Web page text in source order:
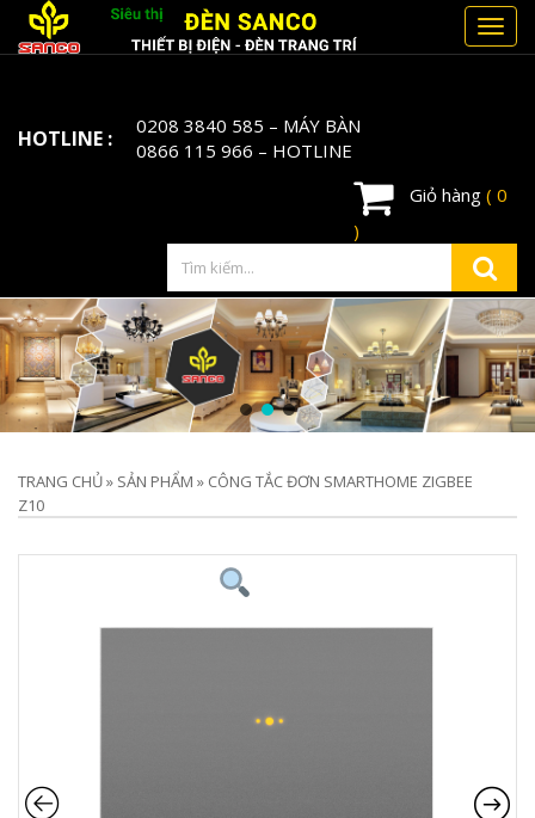
HOTLINE : 0208 3840 585 – MÁY BÀN
0866 115 966 – HOTLINE
Giỏ hàng ( 0
)
TRANG CHỦ» SẢN PHẨM » CÔNG TẮC ĐƠN SMARTHOME ZIGBEE
Z10